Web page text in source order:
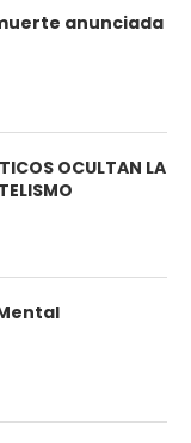
anunciada
OCULTAN LA